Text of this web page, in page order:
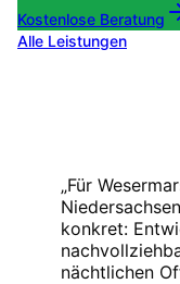
Kostenlose Beratung
Alle Leistungen
„Für
konkret:
nächtlichen